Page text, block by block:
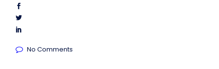
No Comments